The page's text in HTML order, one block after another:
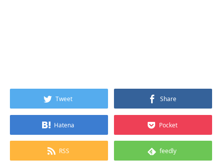
Tweet Share
Hatena Pocket
RSS feedly